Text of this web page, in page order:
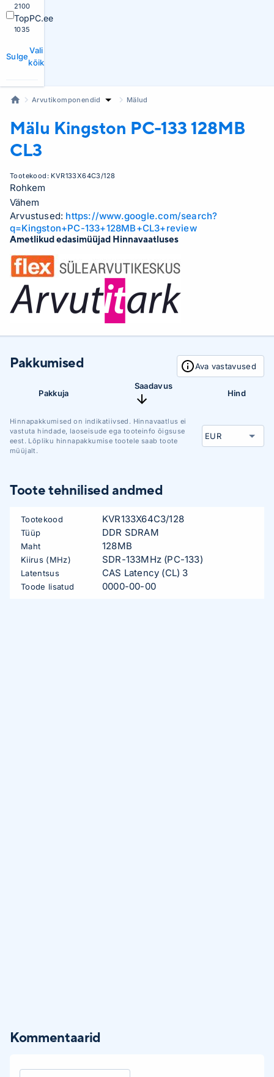
2100
TopPC.ee
1035
Sulge
Vali
kõik
Arvutikomponendid Mälud
Mälu Kingston PC-133 128MB
CL3
Tootekood: KVR133X64C3/128
Rohkem
Vähem
Arvustused: https://www.google.com/search?
q=Kingston+PC-133+128MB+CL3+review
Ametlikud edasimüüjad Hinnavaatluses
Pakkumised Ava vastavused
Pakkuja
Saadavus
Hind
Hinnapakkumised on indikatiivsed. Hinnavaatlus ei
vastuta hindade, laoseisude ega tooteinfo õigsuse
eest. Lõpliku hinnapakkumise tootele saab toote
müüjalt.
Toote tehnilised andmed
Tootekood KVR133X64C3/128
Tüüp DDR SDRAM
Maht 128MB
Kiirus (MHz) SDR-133MHz (PC-133)
Latentsus CAS Latency (CL) 3
Toode lisatud 0000-00-00
Kommentaarid